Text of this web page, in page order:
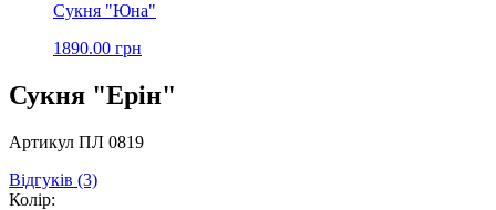
Сукня "Юна"
1890.00 грн
Сукня "Ерін"
Артикул ПЛ 0819
Відгуків (3)
Колір: